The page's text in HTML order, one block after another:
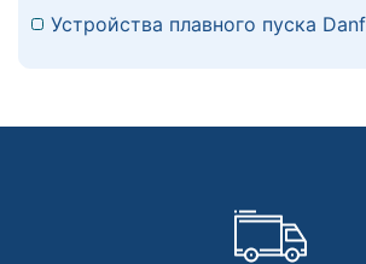
Устройства плавного пуска